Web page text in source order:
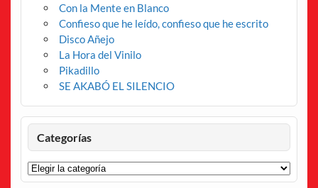
Con la Mente en Blanco
Confieso que he leído, confieso que he escrito
Disco Añejo
La Hora del Vinilo
Pikadillo
SE AKABÓ EL SILENCIO
Categorías
Categorías